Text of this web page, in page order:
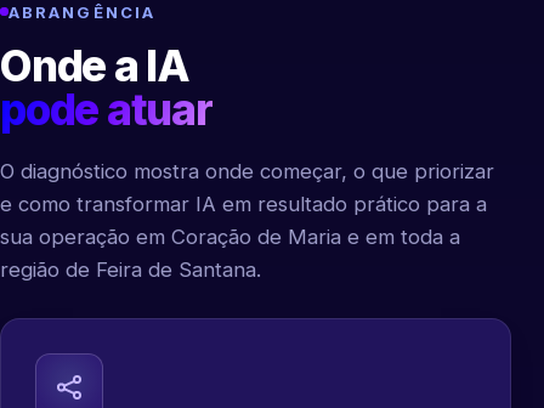
ABRANGÊNCIA
Onde a IA
pode atuar
O diagnóstico mostra onde começar, o que priorizar
e como transformar IA em resultado prático para a
sua operação em Coração de Maria e em toda a
região de Feira de Santana.